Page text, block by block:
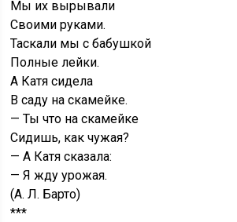
Мы их вырывали
Своими руками.
Таскали мы с бабушкой
Полные лейки.
А Катя сидела
В саду на скамейке.
— Ты что на скамейке
Сидишь, как чужая?
— А Катя сказала:
— Я жду урожая.
(A. Л. Барто)
***